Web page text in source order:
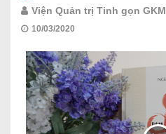
Viện Quản trị Tinh gọn GKM
10/03/2020